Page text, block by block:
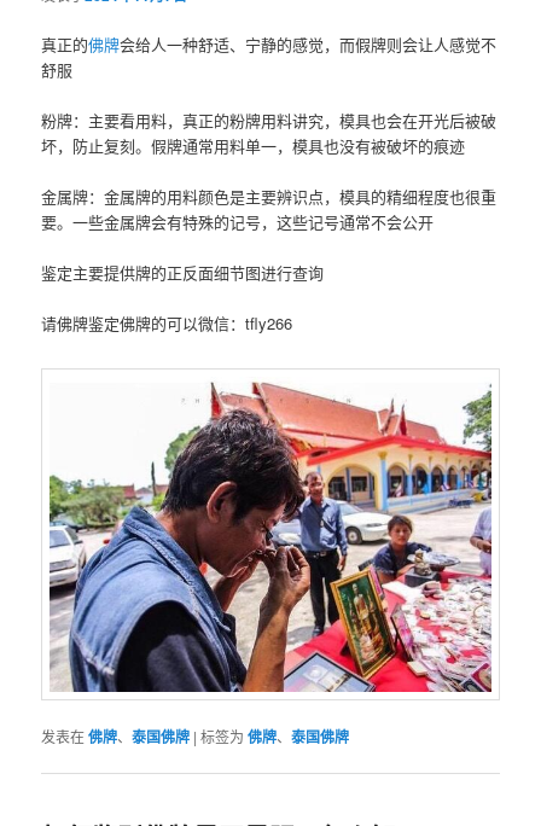
真正的佛牌会给人一种舒适、宁静的感觉，而假牌则会让人感觉不
舒服‌
粉牌‌：主要看用料，真正的粉牌用料讲究，模具也会在开光后被破
坏，防止复刻。假牌通常用料单一，模具也没有被破坏的痕迹‌
金属牌‌：金属牌的用料颜色是主要辨识点，模具的精细程度也很重
要。一些金属牌会有特殊的记号，这些记号通常不会公开‌
鉴定主要提供牌的正反面细节图进行查询
请佛牌鉴定佛牌的可以微信：tfly266
发表在佛牌、泰国佛牌 |标签为 佛牌、泰国佛牌